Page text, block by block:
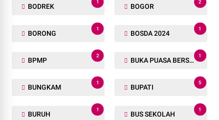
BODREK
1
BOGOR
2
BORONG
1
BOSDA 2024
1
BPMP
2
BUKA PUASA BERSAMA
1
BUNGKAM
1
BUPATI
5
BURUH
1
BUS SEKOLAH
1